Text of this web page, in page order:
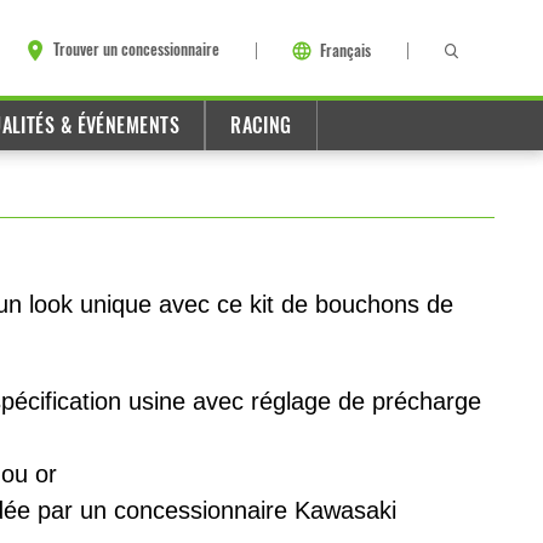
Trouver un concessionnaire Français
& ÉVÉNEMENTS RACING
look unique avec ce kit de bouchons de
usine avec réglage de précharge
or
par un concessionnaire Kawasaki